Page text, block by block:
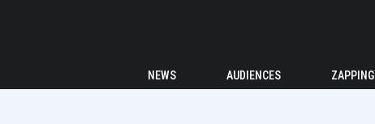
NEWS AUDIENCES ZAPPING